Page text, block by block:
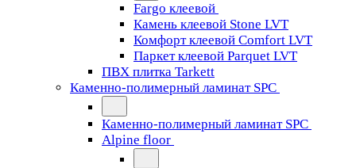
Fargo клеевой
Камень клеевой Stone LVT
Комфорт клеевой Comfort LVT
Паркет клеевой Parquet LVT
ПВХ плитка Tarkett
Каменно-полимерный ламинат SPC
Каменно-полимерный ламинат SPC
Alpine floor